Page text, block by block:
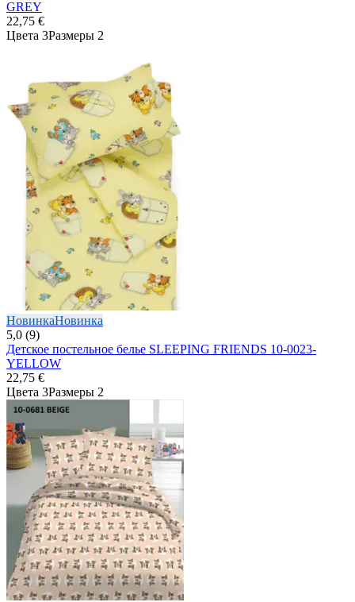
GREY
22,75 €
Цвета 3Размеры 2
НовинкаНовинка
5,0 (9)
Детское постельное белье SLEEPING FRIENDS 10-0023-
YELLOW
22,75 €
Цвета 3Размеры 2